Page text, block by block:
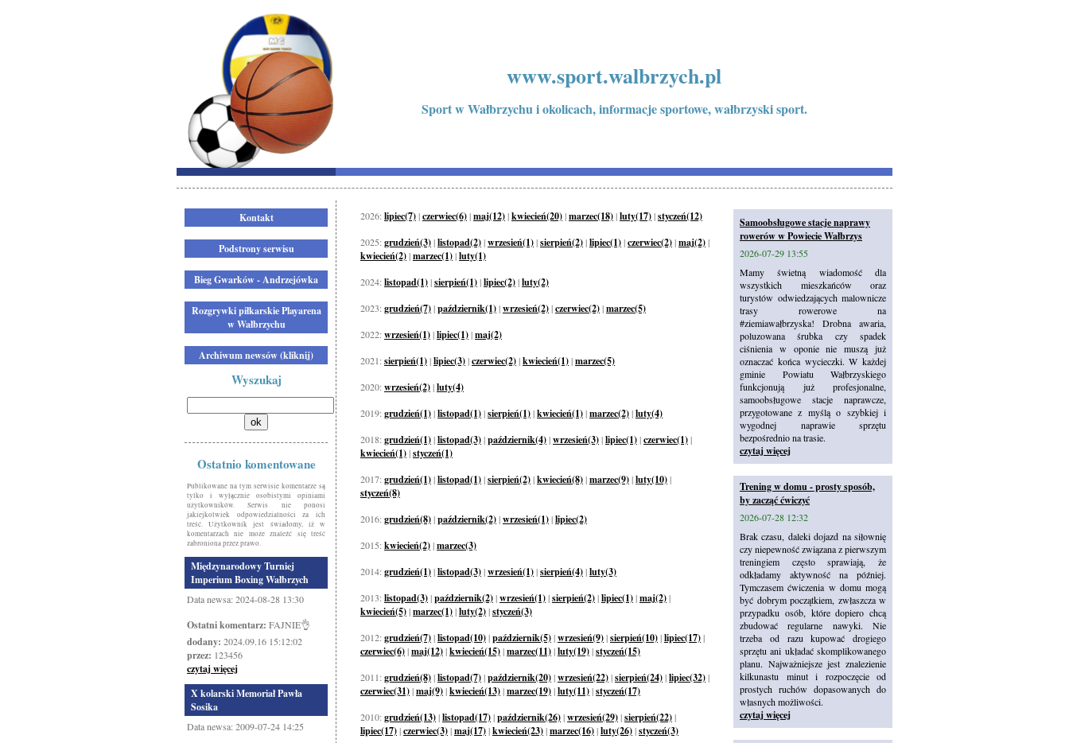
www.sport.walbrzych.pl
Sport w Wałbrzychu i okolicach, informacje sportowe, wałbrzyski sport.
Kontakt
Podstrony serwisu
Bieg Gwarków - Andrzejówka
Rozgrywki piłkarskie Playarena
w Wałbrzychu
Archiwum newsów (kliknij)
Wyszukaj
Ostatnio komentowane
Publikowane na tym serwisie komentarze są
tylko i wyłącznie osobistymi opiniami
użytkowników. Serwis nie ponosi
jakiejkolwiek odpowiedzialności za ich
treść. Użytkownik jest świadomy, iż w
komentarzach nie może znaleźć się treść
zabroniona przez prawo.
Międzynarodowy Turniej
Imperium Boxing Wałbrzych
Data newsa: 2024-08-28 13:30
Ostatni komentarz: FAJNIE👌
dodany: 2024.09.16 15:12:02
przez: 123456
czytaj więcej
X kolarski Memoriał Pawła
Sosika
Data newsa: 2009-07-24 14:25
2026:lipiec(7)|czerwiec(6)|maj(12)|kwiecień(20)|marzec(18)|luty(17)|styczeń(12)
2025:grudzień(3)|listopad(2)|wrzesień(1)|sierpień(2)|lipiec(1)|czerwiec(2)|maj(2)|
kwiecień(2)|marzec(1)|luty(1)
2024:listopad(1)|sierpień(1)|lipiec(2)|luty(2)
2023:grudzień(7)|październik(1)|wrzesień(2)|czerwiec(2)|marzec(5)
2022:wrzesień(1)|lipiec(1)|maj(2)
2021:sierpień(1)|lipiec(3)|czerwiec(2)|kwiecień(1)|marzec(5)
2020:wrzesień(2)|luty(4)
2019:grudzień(1)|listopad(1)|sierpień(1)|kwiecień(1)|marzec(2)|luty(4)
2018:grudzień(1)|listopad(3)|październik(4)|wrzesień(3)|lipiec(1)|czerwiec(1)|
kwiecień(1)|styczeń(1)
2017:grudzień(1)|listopad(1)|sierpień(2)|kwiecień(8)|marzec(9)|luty(10)|
styczeń(8)
2016:grudzień(8)|październik(2)|wrzesień(1)|lipiec(2)
2015:kwiecień(2)|marzec(3)
2014:grudzień(1)|listopad(3)|wrzesień(1)|sierpień(4)|luty(3)
2013:listopad(3)|październik(2)|wrzesień(1)|sierpień(2)|lipiec(1)|maj(2)|
kwiecień(5)|marzec(1)|luty(2)|styczeń(3)
2012:grudzień(7)|listopad(10)|październik(5)|wrzesień(9)|sierpień(10)|lipiec(17)|
czerwiec(6)|maj(12)|kwiecień(15)|marzec(11)|luty(19)|styczeń(15)
2011:grudzień(8)|listopad(7)|październik(20)|wrzesień(22)|sierpień(24)|lipiec(32)|
czerwiec(31)|maj(9)|kwiecień(13)|marzec(19)|luty(11)|styczeń(17)
2010:grudzień(13)|listopad(17)|październik(26)|wrzesień(29)|sierpień(22)|
lipiec(17)|czerwiec(3)|maj(17)|kwiecień(23)|marzec(16)|luty(26)|styczeń(3)
Samoobsługowe stacje naprawy
rowerów w Powiecie Wałbrzys
2026-07-29 13:55
Mamy świetną wiadomość dla
wszystkich mieszkańców oraz
turystów odwiedzających malownicze
trasy rowerowe na
#ziemiawałbrzyska! Drobna awaria,
poluzowana śrubka czy spadek
ciśnienia w oponie nie muszą już
oznaczać końca wycieczki. W każdej
gminie Powiatu Wałbrzyskiego
funkcjonują już profesjonalne,
samoobsługowe stacje naprawcze,
przygotowane z myślą o szybkiej i
wygodnej naprawie sprzętu
bezpośrednio na trasie.
czytaj więcej
Trening w domu - prosty sposób,
by zacząć ćwiczyć
2026-07-28 12:32
Brak czasu, daleki dojazd na siłownię
czy niepewność związana z pierwszym
treningiem często sprawiają, że
odkładamy aktywność na później.
Tymczasem ćwiczenia w domu mogą
być dobrym początkiem, zwłaszcza w
przypadku osób, które dopiero chcą
zbudować regularne nawyki. Nie
trzeba od razu kupować drogiego
sprzętu ani układać skomplikowanego
planu. Najważniejsze jest znalezienie
kilkunastu minut i rozpoczęcie od
prostych ruchów dopasowanych do
własnych możliwości.
czytaj więcej